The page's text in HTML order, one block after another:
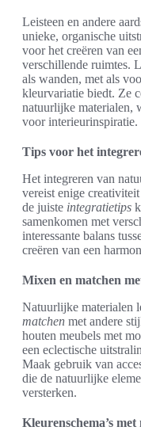
Leisteen en andere
unieke, organische
voor het creëren van
verschillende ruimtes.
als wanden, met als
kleurvariatie biedt. Ze
natuurlijke materialen,
voor interieurinspiratie.
Tips voor het
Het integreren van
vereist enige
de juiste integratietips
samenkomen met
interessante balans
creëren van een
Mixen en matchen
Natuurlijke materialen
matchen met andere
houten meubels met
een eclectische
Maak gebruik van
die de natuurlijke
versterken.
Kleurenschema’s